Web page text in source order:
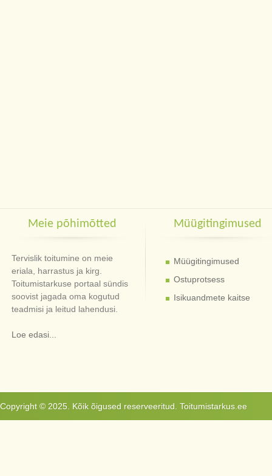
Meie põhimõtted
Tervislik toitumine on meie
eriala, harrastus ja kirg.
Toitumistarkuse portaal sündis
soovist jagada oma kogutud
teadmisi ja leitud lahendusi.
Loe edasi...
Müügitingimused
Müügitingimused
Ostuprotsess
Isikuandmete kaitse
Copyright © 2025. Kõik õigused reserveeritud. Toitumistarkus.ee